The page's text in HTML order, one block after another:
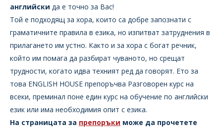
английски да е точно за Вас!
Той е подходящ за хора, които са добре запознати с
граматичните правила в езика, но изпитват затруднения в
прилагането им устно. Както и за хора с богат речник,
който им помага да разбират чуваното, но срещат
трудности, когато идва техният ред да говорят. Ето за
това ENGLISH HOUSE препоръчва Разговорен курс на
всеки, преминал поне един курс на обучение по английски
език или има необходимия опит с езика.
На страницата за препоръки може да прочетете